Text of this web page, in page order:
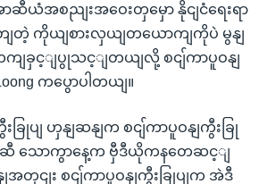
ယံအစညျးအဝေးတှမှော နိုငျငံရေးရာ
တဲ့ ကိုယျစားလှယျတယောကျကိုပဲ မွနျ
ကျခှင့ျပွုသင့ျတယျလို့ စငျ်ကာပူဝနျ
ကပွောပါတယျ။
ခြုပျ ဟှနျဆနျက စငျ်ကာပူဝနျကွီးခြု
ဆီ သောကွာနေ့က ဗှီဒီယိုကနတေဆင့ျ
တှငျး စငျ်ကာပူဝနျကွီးခြုပျက အဲဒီ